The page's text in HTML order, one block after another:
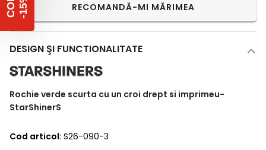
RECOMANDĂ-MI MĂRIMEA
DESIGN ŞI FUNCTIONALITATE
Rochie verde scurta cu un croi drept si imprimeu-
StarShinerS
Cod articol: S26-090-3
C
O
D
-
1
5 %